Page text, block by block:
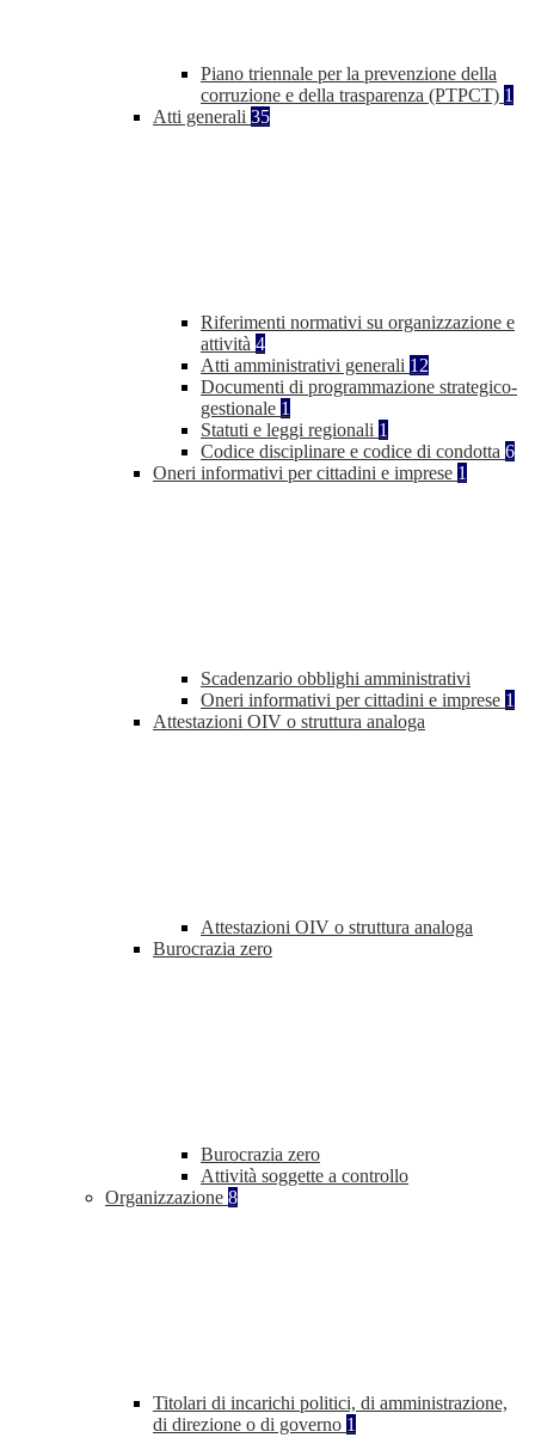
Piano triennale per la prevenzione della
corruzione e della trasparenza (PTPCT) 1
Atti generali 35
Riferimenti normativi su organizzazione e
attività 4
Atti amministrativi generali 12
Documenti di programmazione strategico-
gestionale 1
Statuti e leggi regionali 1
Codice disciplinare e codice di condotta 6
Oneri informativi per cittadini e imprese 1
Scadenzario obblighi amministrativi
Oneri informativi per cittadini e imprese 1
Attestazioni OIV o struttura analoga
Attestazioni OIV o struttura analoga
Burocrazia zero
Burocrazia zero
Attività soggette a controllo
Organizzazione 8
Titolari di incarichi politici, di amministrazione,
di direzione o di governo 1